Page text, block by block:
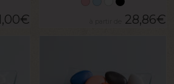
€ 28,86€